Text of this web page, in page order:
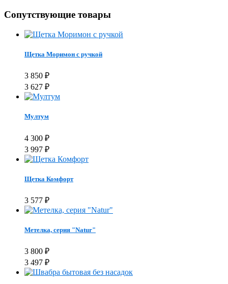
Сопутствующие товары
Щетка Моримон с ручкой
3 850 ₽
3 627 ₽
Мултум
4 300 ₽
3 997 ₽
Щетка Комфорт
3 577 ₽
Метелка, серия "Natur"
3 800 ₽
3 497 ₽